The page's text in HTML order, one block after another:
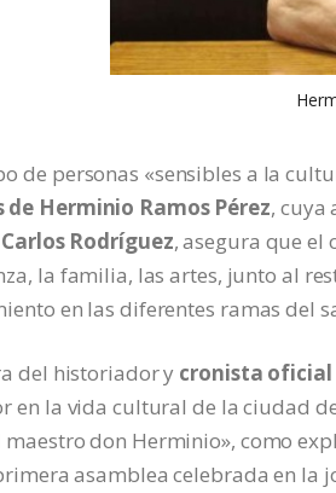
de personas «sensibles a la
de Herminio Ramos Pérez, cuya
Carlos Rodríguez, asegura que el
la familia, las artes, junto al
en las diferentes ramas del
del historiador y cronista oficial
en la vida cultural de la ciudad
don Herminio», como
asamblea celebrada en la